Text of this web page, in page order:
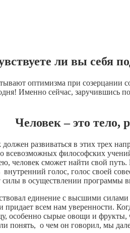
ли вы
оптимизма при
Именно сейчас, заручившись
Человек – это тело,
развиваться в этих трех
философских
человек сможет найти свой
голос, голос своей
в осуществлении программы
единение с высшими
всем нам уверенности.
особенно сырые овощи и
понять, о чем он говорил, мы